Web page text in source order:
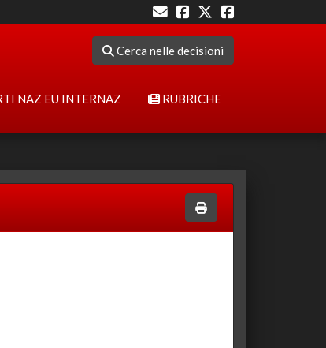
Cerca nelle decisioni
NAZ EU INTERNAZ RUBRICHE